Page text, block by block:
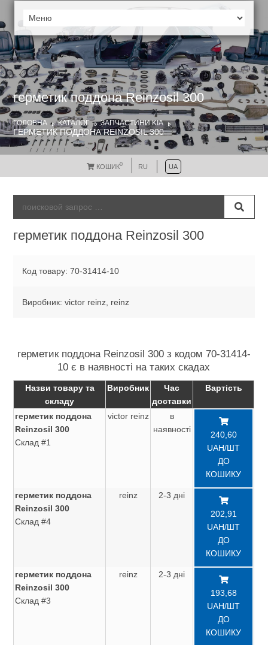
герметик поддона Reinzosil 300
ГОЛОВНА КАТАЛОГ ЗАПЧАСТИНИ KIA
ГЕРМЕТИК ПОДДОНА REINZOSIL 300
КОШИК0 RU UA
герметик поддона Reinzosil 300
Код товару: 70-31414-10
Виробник: victor reinz, reinz
герметик поддона Reinzosil 300 з кодом 70-31414-
10 є в наявності на таких скадах
Назви товару та
складу
Виробник
Час
доставки
Вартість
герметик поддона
Reinzosil 300
Склад #1
victor reinz
в
наявності
240,60
UAH/ШТ
ДО
КОШИКУ
герметик поддона
Reinzosil 300
Склад #4
reinz
2-3 дні
202,91
UAH/ШТ
ДО
КОШИКУ
герметик поддона
Reinzosil 300
Склад #3
reinz
2-3 дні
193,68
UAH/ШТ
ДО
КОШИКУ